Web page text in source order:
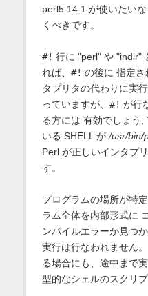
perl5.14.1 が使いたいな
くべきです。
#! 行に "perl" や "indir"
れば、 #! の後に 指定
タプリタの代わりに実
っていますが、 #! が行
る方には 有効でしょう;
いる SHELL が/usr/bin/
Perl が正しいインタプ
す。
プログラムの場所が特
ラム全体を内部形式に
ンパイルエラーが見つ
実行は行なわれません
る場合にも、途中まで
型的なシェルのスクリ